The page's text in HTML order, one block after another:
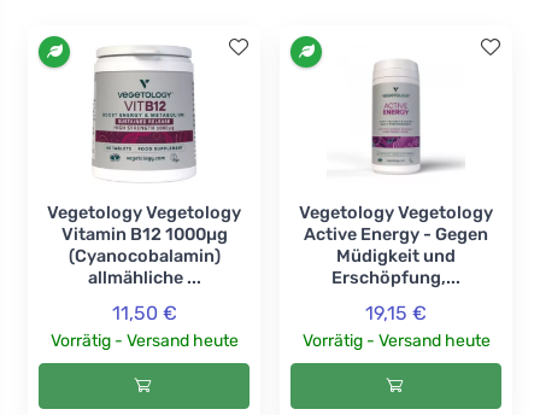
Vegetology Vegetology
Vitamin B12 1000µg
(Cyanocobalamin)
allmähliche ...
11,50 €
Vorrätig - Versand heute
Vegetology Vegetology
Active Energy - Gegen
Müdigkeit und
Erschöpfung,...
19,15 €
Vorrätig - Versand heute